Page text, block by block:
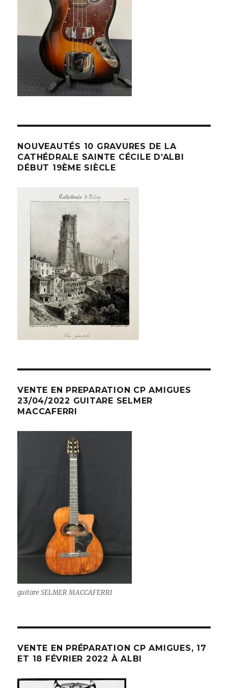
NOUVEAUTÉS 10 GRAVURES DE LA
CATHÉDRALE SAINTE CÉCILE D’ALBI
DÉBUT 19ÈME SIÈCLE
VENTE EN PREPARATION CP AMIGUES
23/04/2022 GUITARE SELMER
MACCAFERRI
guitare SELMER MACCAFERRI
VENTE EN PRÉPARATION CP AMIGUES, 17
ET 18 FÉVRIER 2022 À ALBI